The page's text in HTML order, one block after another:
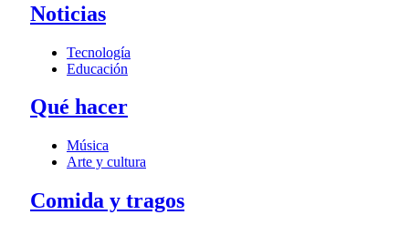
Noticias
Tecnología
Educación
Qué hacer
Música
Arte y cultura
Comida y tragos